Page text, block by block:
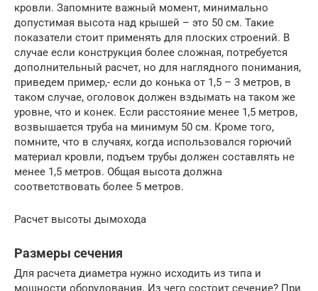
кровли. Запомните важный момент, минимально
допустимая высота над крышей – это 50 см. Такие
показатели стоит применять для плоских строений. В
случае если конструкция более сложная, потребуется
дополнительный расчет, но для наглядного понимания,
приведем пример,- если до конька от 1,5 – 3 метров, в
таком случае, оголовок должен вздымать на таком же
уровне, что и конек. Если расстояние менее 1,5 метров,
возвышается труба на минимум 50 см. Кроме того,
помните, что в случаях, когда использовался горючий
материал кровли, подъем трубы должен составлять не
менее 1,5 метров. Общая высота должна
соответствовать более 5 метров.
Расчет высоты дымохода
Размеры сечения
Для расчета диаметра нужно исходить из типа и
мощности оборудования. Из чего состоит сечение? При